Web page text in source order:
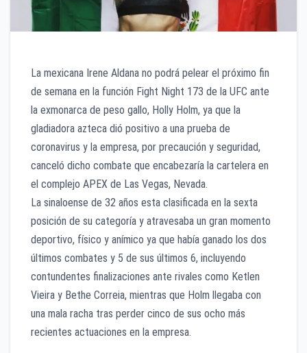
La mexicana Irene Aldana no podrá pelear el próximo fin
de semana en la función Fight Night 173 de la UFC ante
la exmonarca de peso gallo, Holly Holm, ya que la
gladiadora azteca dió positivo a una prueba de
coronavirus y la empresa, por precaución y seguridad,
canceló dicho combate que encabezaría la cartelera en
el complejo APEX de Las Vegas, Nevada.
La sinaloense de 32 años esta clasificada en la sexta
posición de su categoría y atravesaba un gran momento
deportivo, físico y anímico ya que había ganado los dos
últimos combates y 5 de sus últimos 6, incluyendo
contundentes finalizaciones ante rivales como Ketlen
Vieira y Bethe Correia, mientras que Holm llegaba con
una mala racha tras perder cinco de sus ocho más
recientes actuaciones en la empresa.